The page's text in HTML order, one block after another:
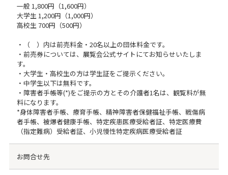
一般 1,800円（1,600円）
大学生 1,200円（1,000円）
高校生 700円（500円）
・（ ）内は前売料金・20名以上の団体料金です。
・前売券については、展覧会公式サイトにてお知らせいたしま
す。
・大学生・高校生の方は学生証をご提示ください。
・中学生以下は無料です。
・障害者手帳等(*)をご提示の方とその介護者1名は、観覧料が無
料になります。
*身体障害者手帳、療育手帳、精神障害者保健福祉手帳、戦傷病
者手帳、被爆者健康手帳、特定疾患医療受給者証、特定医療費
（指定難病）受給者証、小児慢性特定疾病医療受給者証
お問合せ先